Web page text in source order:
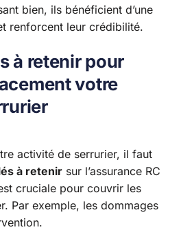
bien, ils bénéficient d’une
renforcent leur crédibilité.
à retenir pour
votre
activité de serrurier, il faut
à retenir sur l’assurance RC
cruciale pour couvrir les
Par exemple, les dommages